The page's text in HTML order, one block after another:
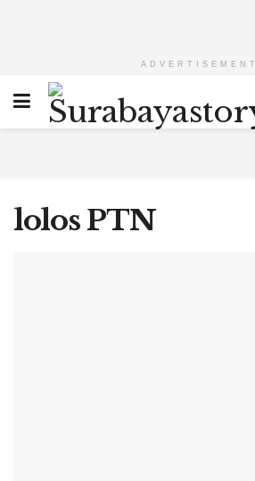
ADVERTISEMENT
lolos PTN